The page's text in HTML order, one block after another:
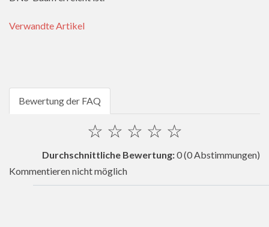
Verwandte Artikel
Bewertung der FAQ
☆
☆
☆
☆
☆
Durchschnittliche Bewertung:0(0 Abstimmungen)
Kommentieren nicht möglich